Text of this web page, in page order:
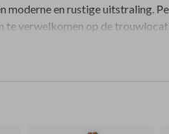
moderne en rustige uitstraling.
te verwelkomen op de
en locatie aan in de editor.